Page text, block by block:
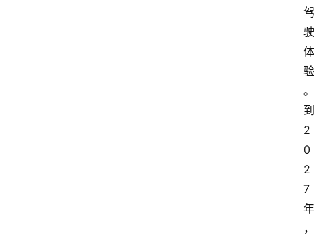
驾
驶
体
验
。
到
2
0
2
7
年
，